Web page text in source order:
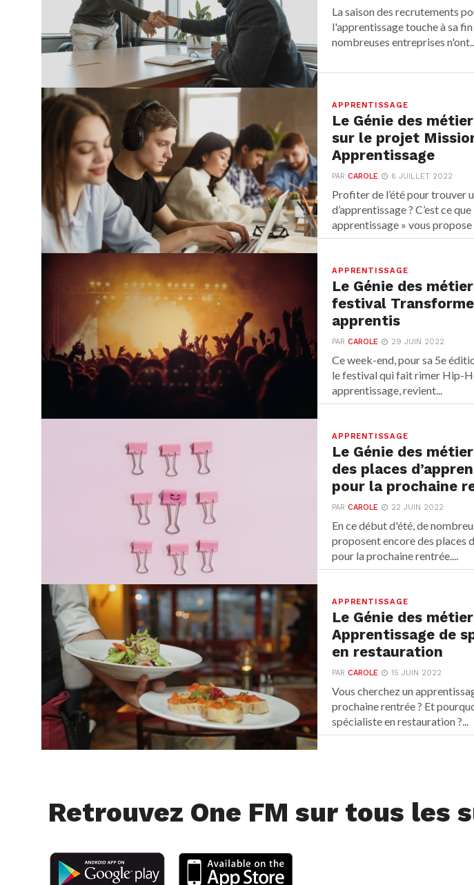
La saison des recrutements
l'apprentissage touche à sa
nombreuses entreprises
APPRENTISSAGE
Le Génie des
sur le projet
Apprentissage
PARCAROLE 6 JUILLET 2022
Profiter de l’été pour trouver
d’apprentissage ? C’est ce
apprentissage » vous propose
APPRENTISSAGE
Le Génie des
festival
apprentis
PARCAROLE 29 JUIN 2022
Ce week-end, pour sa 5e
le festival qui fait rimer Hip-
apprentissage, revient...
APPRENTISSAGE
Le Génie des
des places
pour la prochaine
PARCAROLE 22 JUIN 2022
En ce début d'été, de
proposent encore des places
pour la prochaine rentrée....
APPRENTISSAGE
Le Génie des
Apprentissage de
en restauration
PARCAROLE 15 JUIN 2022
Vous cherchez un
prochaine rentrée ? Et
spécialiste en restauration ?...
Retrouvez One FM sur tous les